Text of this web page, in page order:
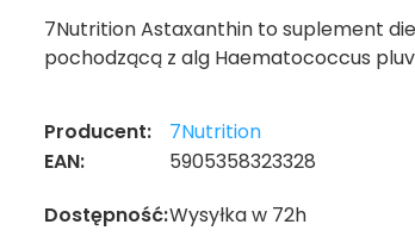
7Nutrition Astaxanthin to suplement
pochodzącą z alg Haematococcus
Producent:
7Nutrition
EAN:
5905358323328
Dostępność:Wysyłka w 72h